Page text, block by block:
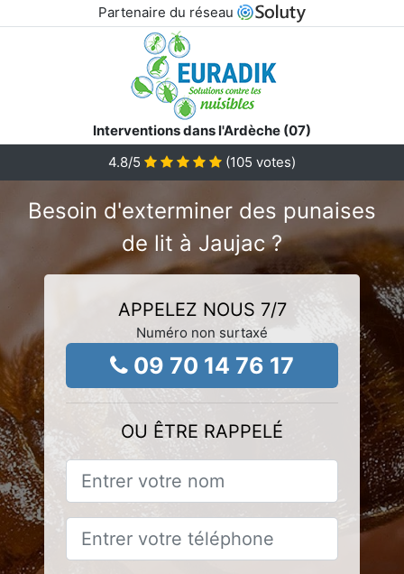
Partenaire du réseau
Interventions dans l'Ardèche (07)
4.8/5 (105 votes)
Besoin d'exterminer des punaises
de lit à Jaujac ?
APPELEZ NOUS 7/7
Numéro non surtaxé
09 70 14 76 17
OU ÊTRE RAPPELÉ